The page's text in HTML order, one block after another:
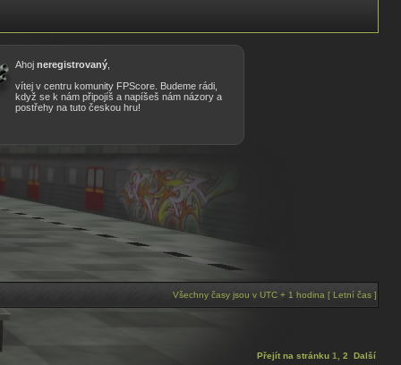
Ahoj neregistrovaný
vítej v centru komunity FPScore. Budeme rádi,
když se k nám připojíš a napíšeš nám názory a
postřehy na tuto českou hru!
Všechny časy jsou v UTC + 1 hodina [ Letní čas ]
Přejít na stránku 1 2 Další